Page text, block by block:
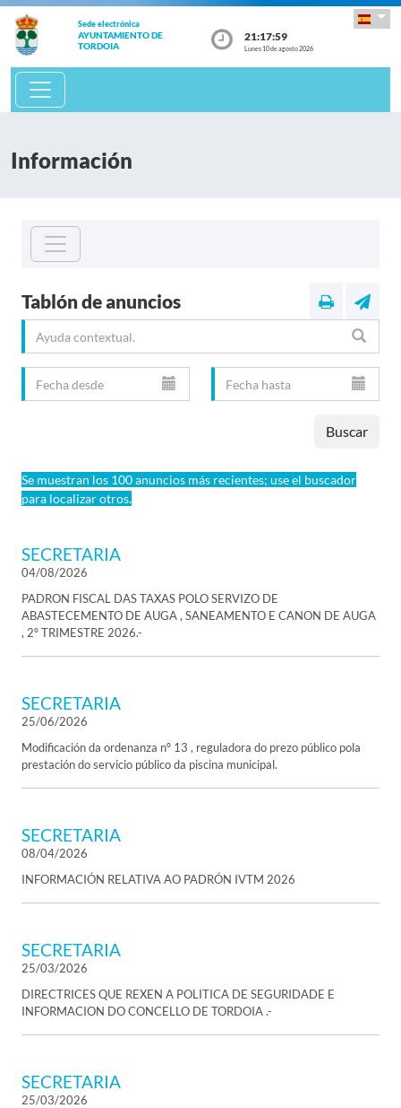
Sede electrónica
AYUNTAMIENTO DE
TORDOIA
21:18:00
Lunes 10 de agosto 2026
Información
Tablón de anuncios
Buscar
Se muestran los 100 anuncios más recientes; use el buscador
para localizar otros.
SECRETARIA
04/08/2026
PADRON FISCAL DAS TAXAS POLO SERVIZO DE
ABASTECEMENTO DE AUGA , SANEAMENTO E CANON DE AUGA
, 2º TRIMESTRE 2026.-
SECRETARIA
25/06/2026
Modificación da ordenanza nº 13 , reguladora do prezo público pola
prestación do servicio público da piscina municipal.
SECRETARIA
08/04/2026
INFORMACIÓN RELATIVA AO PADRÓN IVTM 2026
SECRETARIA
25/03/2026
DIRECTRICES QUE REXEN A POLITICA DE SEGURIDADE E
INFORMACION DO CONCELLO DE TORDOIA .-
SECRETARIA
25/03/2026